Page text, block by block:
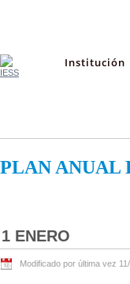
Institución
PLAN ANUAL
1 ENERO
Modificado por última vez